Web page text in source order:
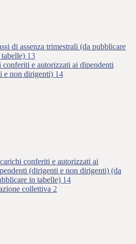
di assenza trimestrali (da pubblicare
13
conferiti e autorizzati ai dipendenti
e non dirigenti) 14
conferiti e autorizzati ai
(dirigenti e non dirigenti) (da
in tabelle) 14
collettiva 2